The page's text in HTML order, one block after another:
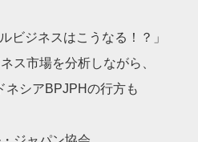
ビジネスはこうなる！？」
ス市場を分析しながら、
ネシアBPJPHの行方も